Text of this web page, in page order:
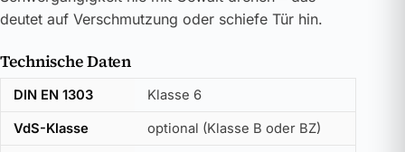
deutet auf Verschmutzung oder schiefe Tür hin.
Technische Daten
DIN EN 1303 Klasse 6
VdS-Klasse optional (Klasse B oder BZ)